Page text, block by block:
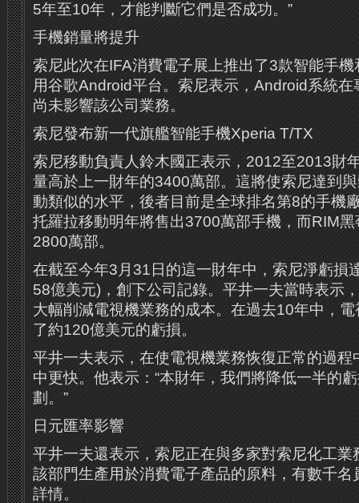
5年至10年，才能判斷它們是否成功。”
手機銷量將提升
索尼此次在IFA消費電子展上推出了3款智能手
用谷歌Android平台。索尼表示，Android系統
尚未影響該公司業務。
索尼發布新一代旗艦智能手機Xperia T/TX
索尼移動負責人鈴木國正表示，2012至2013財
量高於上一財年的3400萬部。這將使索尼達到
動類似的水平，後者目前是全球排名第8的手機
托羅拉移動明年將售出3700萬部手機，而RIM
2800萬部。
在截至今年3月31日的這一財年中，索尼淨虧損
58億美元)，創下公司記錄。平井一夫當時表示
大幅削減電視機業務的成本。在過去10年中，
了約120億美元的虧損。
平井一夫表示，在使電視機業務恢復正常的過程
中更快。他表示：“本財年，我們將降低一半的
劃。”
日元匯率影響
平井一夫還表示，索尼正在與多家對索尼化工業
該部門生產用於消費電子產品的原料，有數千名
詳情。